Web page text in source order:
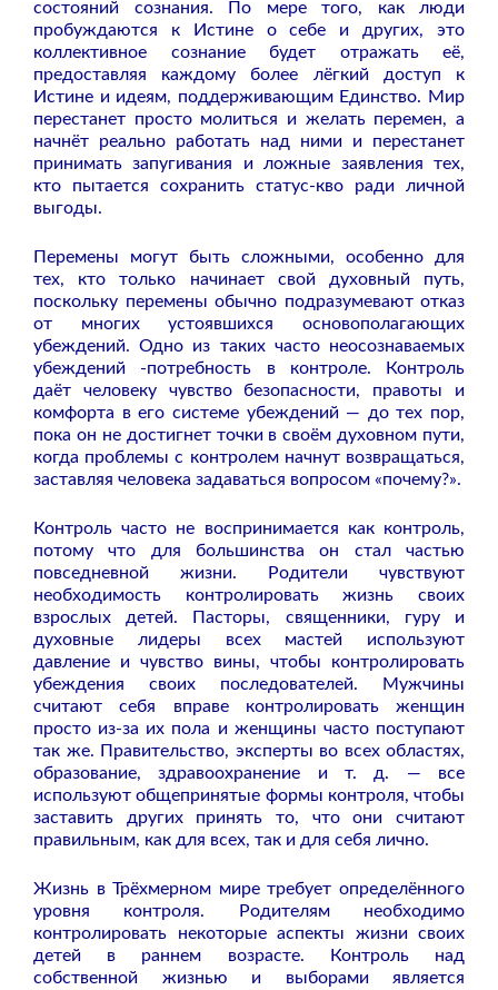
состояний сознания. По мере того, как люди
пробуждаются к Истине о себе и других, это
коллективное сознание будет отражать её,
предоставляя каждому более лёгкий доступ к
Истине и идеям, поддерживающим Единство. Мир
перестанет просто молиться и желать перемен, а
начнёт реально работать над ними и перестанет
принимать запугивания и ложные заявления тех,
кто пытается сохранить статус-кво ради личной
выгоды.
Перемены могут быть сложными, особенно для
тех, кто только начинает свой духовный путь,
поскольку перемены обычно подразумевают отказ
от многих устоявшихся основополагающих
убеждений. Одно из таких часто неосознаваемых
убеждений -потребность в контроле. Контроль
даёт человеку чувство безопасности, правоты и
комфорта в его системе убеждений — до тех пор,
пока он не достигнет точки в своём духовном пути,
когда проблемы с контролем начнут возвращаться,
заставляя человека задаваться вопросом «почему?».
Контроль часто не воспринимается как контроль,
потому что для большинства он стал частью
повседневной жизни. Родители чувствуют
необходимость контролировать жизнь своих
взрослых детей. Пасторы, священники, гуру и
духовные лидеры всех мастей используют
давление и чувство вины, чтобы контролировать
убеждения своих последователей. Мужчины
считают себя вправе контролировать женщин
просто из-за их пола и женщины часто поступают
так же. Правительство, эксперты во всех областях,
образование, здравоохранение и т. д. — все
используют общепринятые формы контроля, чтобы
заставить других принять то, что они считают
правильным, как для всех, так и для себя лично.
Жизнь в Трёхмерном мире требует определённого
уровня контроля. Родителям необходимо
контролировать некоторые аспекты жизни своих
детей в раннем возрасте. Контроль над
собственной жизнью и выборами является